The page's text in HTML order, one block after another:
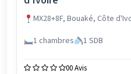
MX28+8F, Bouaké, Côte
1 chambres
1 SDB
00 Avis